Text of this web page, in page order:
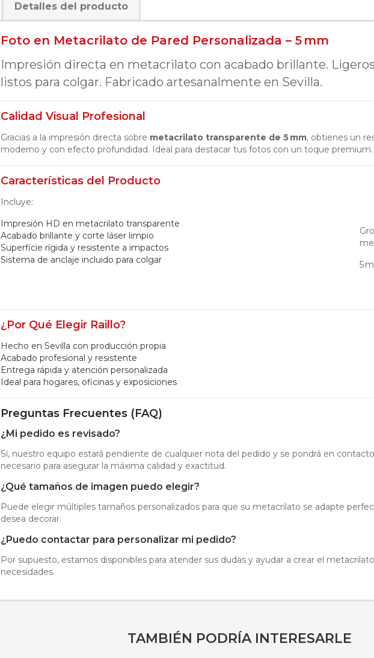
Detalles del producto
Foto en Metacrilato de Pared Personalizada – 5 mm
Impresión directa en metacrilato con acabado brillante.
listos para colgar. Fabricado artesanalmente en Sevilla.
Calidad Visual Profesional
Gracias a la impresión directa sobre metacrilato transparente de 5 mm, obtienes un
moderno y con efecto profundidad. Ideal para destacar tus fotos con un toque premium.
Características del Producto
Incluye:
Impresión HD en metacrilato transparente
Acabado brillante y corte láser limpio
Superficie rígida y resistente a impactos
Sistema de anclaje incluido para colgar
5
¿Por Qué Elegir Raillo?
Hecho en Sevilla con producción propia
Acabado profesional y resistente
Entrega rápida y atención personalizada
Ideal para hogares, oficinas y exposiciones
Preguntas Frecuentes (FAQ)
¿Mi pedido es revisado?
Sí, nuestro equipo estará pendiente de cualquier nota del pedido y se pondrá en
necesario para asegurar la máxima calidad y exactitud.
¿Qué tamaños de imagen puedo elegir?
Puede elegir múltiples tamaños personalizados para que su metacrilato se adapte
desea decorar.
¿Puedo contactar para personalizar mi pedido?
Por supuesto, estamos disponibles para atender sus dudas y ayudar a crear el
necesidades.
TAMBIÉN PODRÍA INTERESARLE